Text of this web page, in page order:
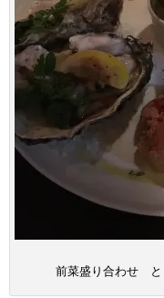
前菜盛り合わせ と